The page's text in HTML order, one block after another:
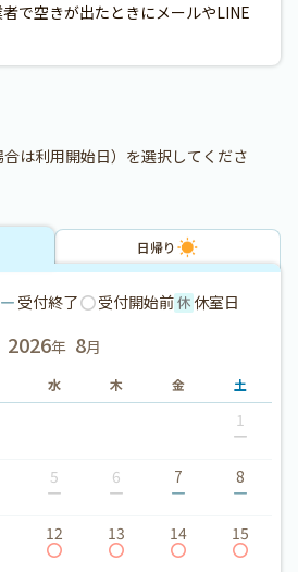
で空きが出たときにメールやLINE
は利用開始日）を選択してくださ
日帰り
受付終了 受付開始前 休室日
2026年 8月
水 木 金 土
1
5 6 7 8
12 13 14 15